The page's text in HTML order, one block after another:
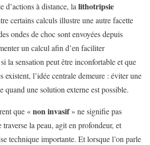
d’actions à distance, lalithotripsie
certains calculs illustre une autre facette
ondes de choc sont envoyées depuis
un calcul afin d’en faciliter
la sensation peut être inconfortable et que
existent, l’idée centrale demeure : éviter une
quand une solution externe est possible.
que «non invasif» ne signifie pas
la peau, agit en profondeur, et
technique importante. Et lorsque l’on parle